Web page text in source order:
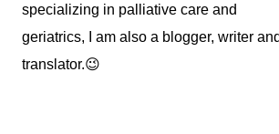
specializing in palliative care and
geriatrics, I am also a blogger, writer and
translator.😉